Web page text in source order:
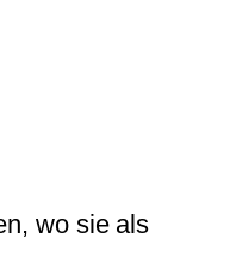
wo sie als